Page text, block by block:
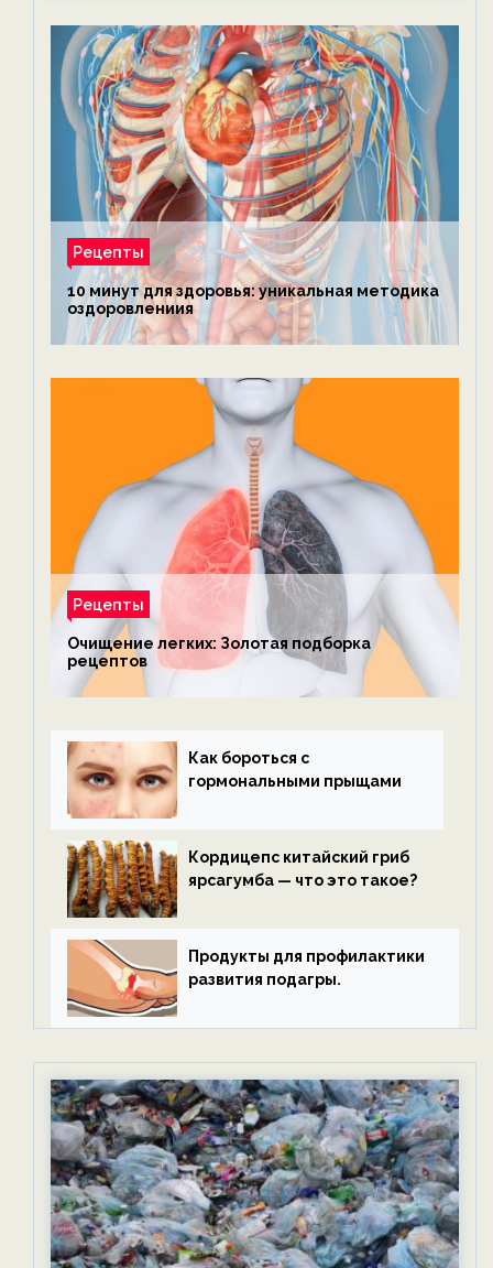
Рецепты
10 минут для здоровья: уникальная методика
оздоровлениия
Рецепты
Очищение легких: Золотая подборка
рецептов
Как бороться с
гормональными прыщами
Кордицепс китайский гриб
ярсагумба — что это такое?
Продукты для профилактики
развития подагры.